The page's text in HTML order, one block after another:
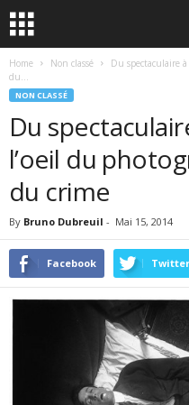
Home Non classé
Du spectaculaire
du...
NON CLASSÉ
Du
l’oeil du
du crime
By Bruno Dubreuil - Mai 15, 2014
Facebook Twitter